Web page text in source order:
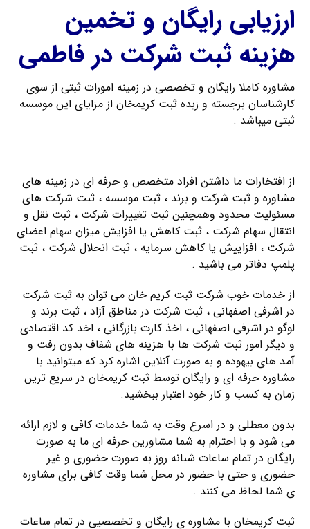
ارزیابی رایگان و تخمین
هزینه ثبت شرکت در فاطمی
مشاوره کاملا رایگان و تخصصی در زمینه امورات ثبتی از سوی
کارشناسان برجسته و زبده ثبت کریمخان از مزایای این موسسه
ثبتی میباشد .
از افتخارات ما داشتن افراد متخصص و حرفه ای در زمینه های
مشاوره و ثبت شرکت و برند ، ثبت موسسه ، ثبت شرکت های
مسئولیت محدود وهمچنین ثبت تغییرات شرکت ، ثبت نقل و
انتقال سهام شرکت ، ثبت کاهش یا افزایش میزان سهام اعضای
شرکت ، افزاییش یا کاهش سرمایه ، ثبت انحلال شرکت ، ثبت
پلمپ دفاتر می باشید .
از خدمات خوب شرکت ثبت کریم خان می توان به ثبت شرکت
در اشرفی اصفهانی ، ثبت شرکت در مناطق آزاد ، ثبت برند و
لوگو در اشرفی اصفهانی ، اخذ کارت بازرگانی ، اخد کد اقتصادی
و دیگر امور ثبت شرکت ها با هزینه های شفاف بدون رفت و
آمد های بیهوده و به صورت آنلاین اشاره کرد که میتوانید با
مشاوره حرفه ای و رایگان توسط ثبت کریمخان در سریع ترین
زمان به کسب و کار خود اعتبار ببخشید.
بدون معطلی و در اسرع وقت به شما خدمات کافی و لازم ارائه
می شود و با احترام به شما مشاورین حرفه ای ما به صورت
رایگان در تمام ساعات شبانه روز به صورت حضوری و غیر
حضوری و حتی با حضور در محل شما وقت کافی برای مشاوره
ی شما لحاظ می کنند .
ثبت کریمخان با مشاوره ی رایگان و تخصصیی در تمام ساعات